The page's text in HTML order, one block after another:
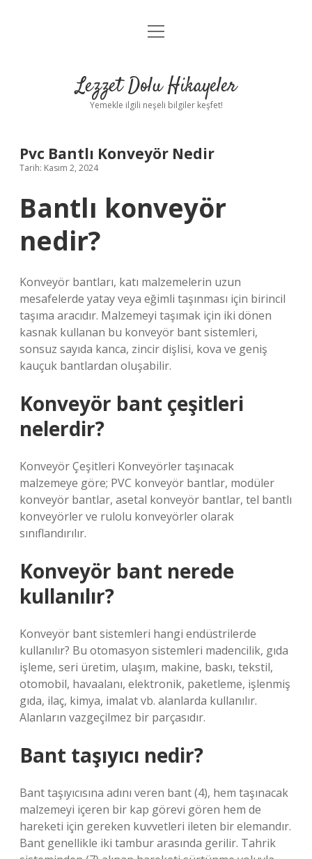
Anasayfa
Yasal Uyarı
menüyü
Lezzet Dolu Hikayeler
Yemekle ilgili neşeli bilgiler keşfet!
Pvc Bantlı Konveyör Nedir
Tarih: Kasım 2, 2024
Bantlı konveyör
nedir?
Konveyör bantları, katı malzemelerin uzun
mesafelerde yatay veya eğimli taşınması için birincil
taşıma aracıdır. Malzemeyi taşımak için iki dönen
kasnak kullanan bu konveyör bant sistemleri,
sonsuz sayıda kanca, zincir dişlisi, kova ve geniş
kauçuk bantlardan oluşabilir.
Konveyör bant çeşitleri
nelerdir?
Konveyör Çeşitleri Konveyörler taşınacak
malzemeye göre; PVC konveyör bantlar, modüler
konveyör bantlar, asetal konveyör bantlar, tel bantlı
konveyörler ve rulolu konveyörler olarak
sınıflandırılır.
Konveyör bant nerede
kullanılır?
Konveyör bant sistemleri hangi endüstrilerde
kullanılır? Bu otomasyon sistemleri madencilik, gıda
işleme, seri üretim, ulaşım, makine, baskı, tekstil,
otomobil, havaalanı, elektronik, paketleme, işlenmiş
gıda, ilaç, kimya, imalat vb. alanlarda kullanılır.
Alanların vazgeçilmez bir parçasıdır.
Bant taşıyıcı nedir?
Bant taşıyıcısına adını veren bant (4), hem taşınacak
malzemeyi içeren bir kap görevi gören hem de
hareketi için gereken kuvvetleri ileten bir elemandır.
Bant genellikle iki tambur arasında gerilir. Tahrik